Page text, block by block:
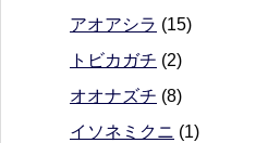
アオアシラ (15)
トビカガチ (2)
オオナズチ (8)
イソネミクニ (1)